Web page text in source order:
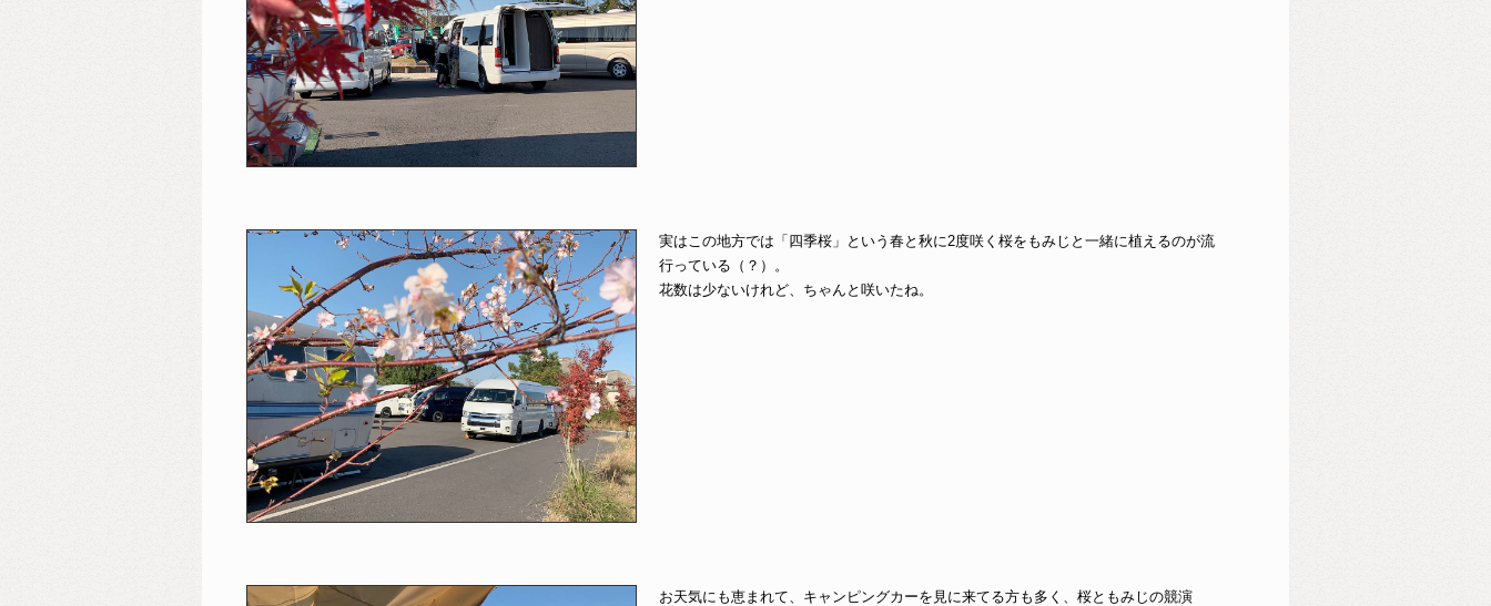
実はこの地方では「四季桜」という春と秋に2度咲く桜をもみじと一緒に植えるのが流
行っている（？）。
花数は少ないけれど、ちゃんと咲いたね。
お天気にも恵まれて、キャンピングカーを見に来てる方も多く、桜ともみじの競演